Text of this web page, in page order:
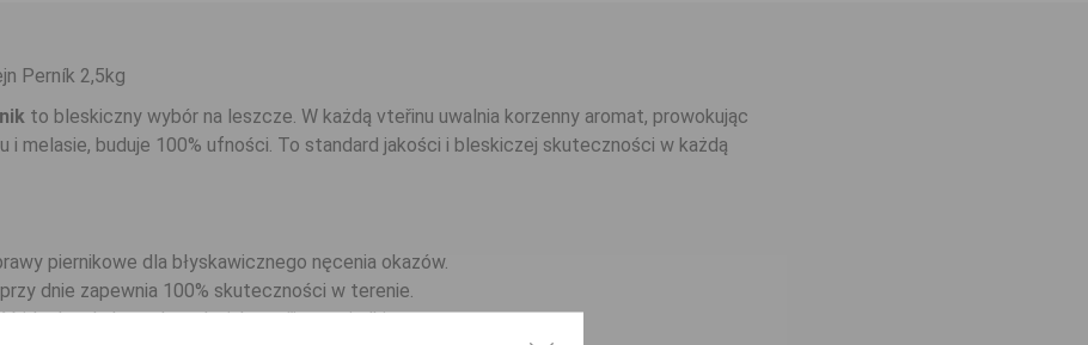
Perník 2,5kg
to bleskiczny wybór na leszcze. W każdą vteřinu uwalnia korzenny aromat, prowokując
i melasie, buduje 100% ufności. To standard jakości i bleskiczej skuteczności w każdą
piernikowe dla błyskawicznego nęcenia okazów.
dnie zapewnia 100% skuteczności w terenie.
idealna do koszyka w każdą vteřinu zasiadki.